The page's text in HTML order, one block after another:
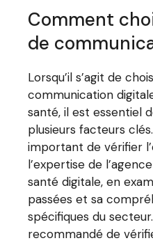
Comment
de
Lorsqu’il s’agit de
communication
santé, il est essentiel
plusieurs facteurs
important de vérifier
l’expertise de
santé digitale, en
passées et sa
spécifiques du
recommandé de